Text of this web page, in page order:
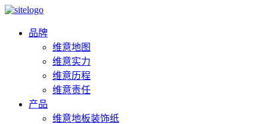
品牌
维意地图
维意实力
维意历程
维意责任
产品
维意地板装饰纸